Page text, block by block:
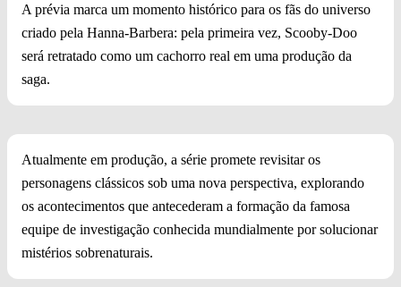
A prévia marca um momento histórico para os fãs do universo
criado pela Hanna-Barbera: pela primeira vez, Scooby-Doo
será retratado como um cachorro real em uma produção da
saga.
Atualmente em produção, a série promete revisitar os
personagens clássicos sob uma nova perspectiva, explorando
os acontecimentos que antecederam a formação da famosa
equipe de investigação conhecida mundialmente por solucionar
mistérios sobrenaturais.